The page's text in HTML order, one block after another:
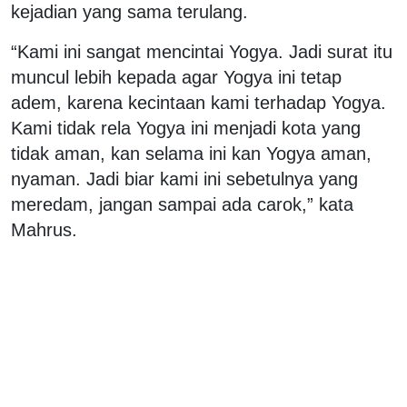
kejadian yang sama terulang.
“Kami ini sangat mencintai Yogya. Jadi surat itu
muncul lebih kepada agar Yogya ini tetap
adem, karena kecintaan kami terhadap Yogya.
Kami tidak rela Yogya ini menjadi kota yang
tidak aman, kan selama ini kan Yogya aman,
nyaman. Jadi biar kami ini sebetulnya yang
meredam, jangan sampai ada carok,” kata
Mahrus.